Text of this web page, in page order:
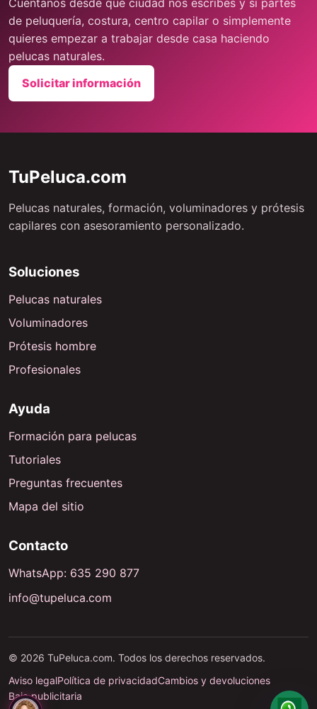
Cuéntanos desde qué ciudad nos escribes y si partes
de peluquería, costura, centro capilar o simplemente
quieres empezar a trabajar desde casa haciendo
pelucas naturales.
Solicitar información
TuPeluca.com
Pelucas naturales, formación, voluminadores y prótesis
capilares con asesoramiento personalizado.
Soluciones
Pelucas naturales
Voluminadores
Prótesis hombre
Profesionales
Ayuda
Formación para pelucas
Tutoriales
Preguntas frecuentes
Mapa del sitio
Contacto
WhatsApp: 635 290 877
info@tupeluca.com
© 2026 TuPeluca.com. Todos los derechos reservados.
Aviso legalPolítica de privacidadCambios y devoluciones
Baja publicitaria